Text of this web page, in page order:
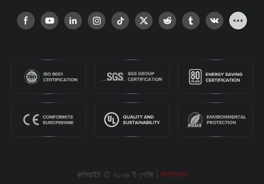
কপিরাইট © ২০২৬ ই-গেমিং | সাইটম্যাপ